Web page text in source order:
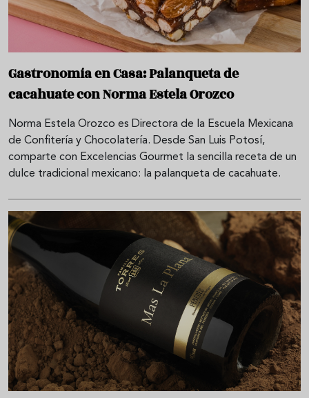
Gastronomía en Casa: Palanqueta de
cacahuate con Norma Estela Orozco
Norma Estela Orozco es Directora de la Escuela Mexicana
de Confitería y Chocolatería. Desde San Luis Potosí,
comparte con Excelencias Gourmet la sencilla receta de un
dulce tradicional mexicano: la palanqueta de cacahuate.